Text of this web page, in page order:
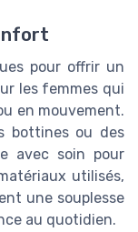
pour offrir un
les femmes qui
en mouvement.
bottines ou des
avec soin pour
utilisés,
une souplesse
au quotidien.